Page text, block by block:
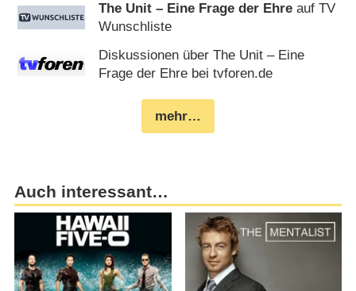
The Unit – Eine Frage der Ehre auf TV
Wunschliste
Diskussionen über The Unit – Eine
Frage der Ehre bei tvforen.de
mehr…
Auch interessant…